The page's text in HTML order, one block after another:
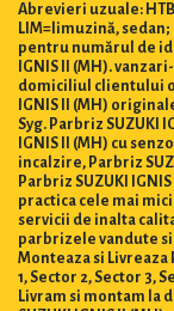
Abrevieri uzuale:
LIM=limuzină,
pentru numărul de
IGNIS II (MH).
domiciliul clientului o
IGNIS II (MH)
Syg. Parbriz SUZUKI
IGNIS II (MH) cu
incalzire, Parbriz
Parbriz SUZUKI
practica cele mai
servicii de inalta
parbrizele vandute
Monteaza si Livreaza
1, Sector 2, Sector 3,
Livram si montam la